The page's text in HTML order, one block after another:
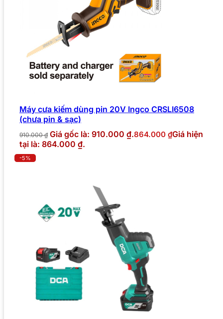
Máy cưa kiếm dùng pin 20V Ingco CRSLI6508
(chưa pin & sạc)
910.000₫ Giá gốc là: 910.000 ₫.864.000 ₫Giá hiện
tại là: 864.000 ₫.
-5%